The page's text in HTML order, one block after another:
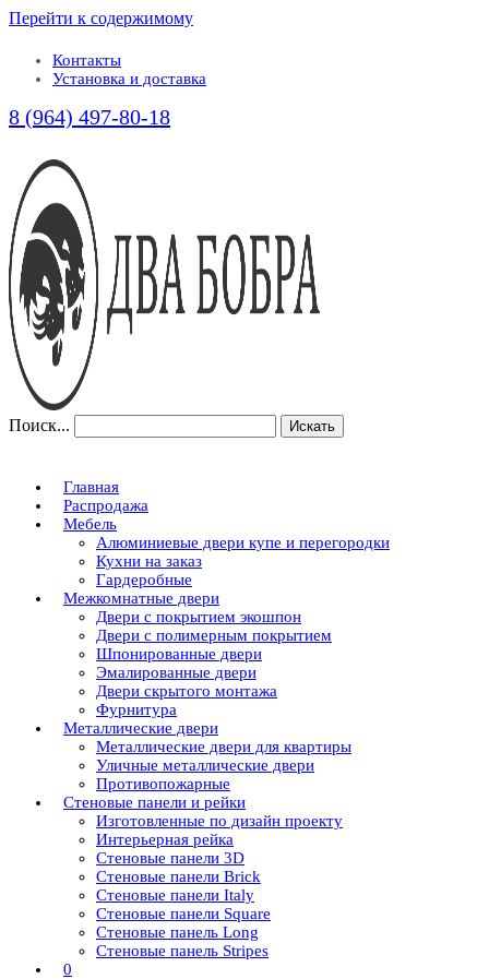
Перейти к содержимому
Контакты
Установка и доставка
8 (964) 497-80-18
Поиск... Искать
Главная
Распродажа
Мебель
Алюминиевые двери купе и перегородки
Кухни на заказ
Гардеробные
Межкомнатные двери
Двери с покрытием экошпон
Двери с полимерным покрытием
Шпонированные двери
Эмалированные двери
Двери скрытого монтажа
Фурнитура
Металлические двери
Металлические двери для квартиры
Уличные металлические двери
Противопожарные
Стеновые панели и рейки
Изготовленные по дизайн проекту
Интерьерная рейка
Стеновые панели 3D
Стеновые панели Brick
Стеновые панели Italy
Стеновые панели Square
Стеновые панель Long
Стеновые панель Stripes
0